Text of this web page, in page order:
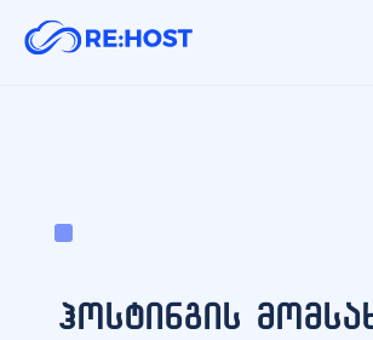
ჰოსტინგის